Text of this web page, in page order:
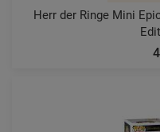
Herr der Ringe Mini